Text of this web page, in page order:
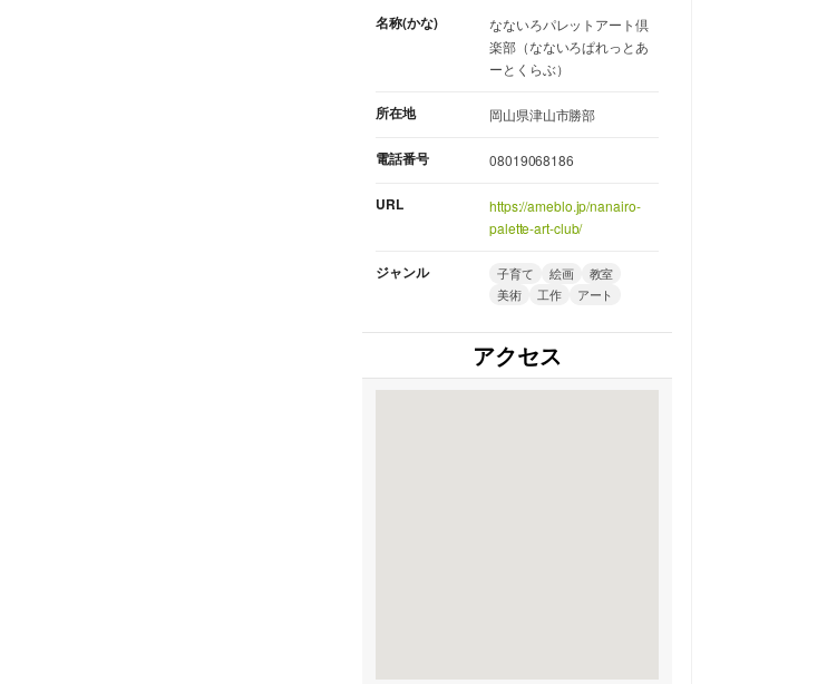
名称(かな)
なないろパレットアート倶
楽部（なないろぱれっとあ
ーとくらぶ）
所在地 岡山県津山市勝部
電話番号 08019068186
URL
https://ameblo.jp/nanairo-
palette-art-club/
ジャンル 子育て 絵画
教室
美術
工作 アート
アクセス